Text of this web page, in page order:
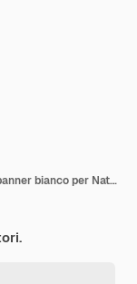
Babbo Natale e renne in possesso di un banner bianco per Natale